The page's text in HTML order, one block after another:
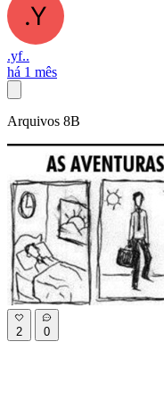
.yf..
há 1 mês
Arquivos 8B
2 0